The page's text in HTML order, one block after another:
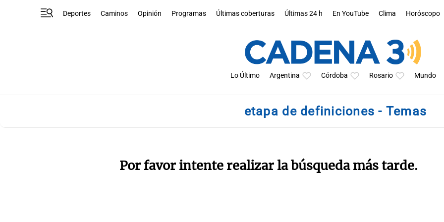
Deportes Caminos Opinión Programas Últimas coberturas Últimas 24 h En YouTube Clima Horóscopo
Lo Último Argentina Córdoba Rosario Mundo
etapa de definiciones - Temas
Por favor intente realizar la búsqueda más tarde.